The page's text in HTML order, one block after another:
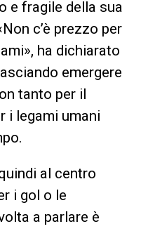
e fragile della sua
c’è prezzo per
ha dichiarato
emergere
tanto per il
i legami umani
al centro
i gol o le
a parlare è